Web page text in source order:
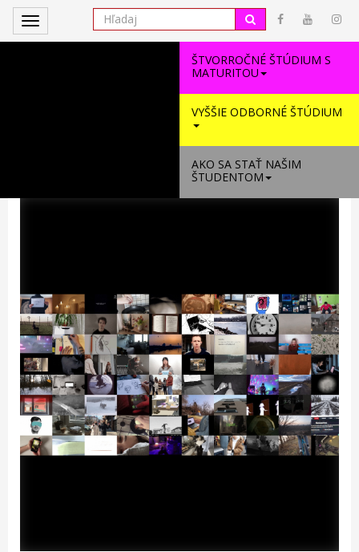
Toggle
navigation
ŠTVORROČNÉ ŠTÚDIUM S
MATURITOU
VYŠŠIE ODBORNÉ ŠTÚDIUM
AKO SA STAŤ NAŠIM
ŠTUDENTOM